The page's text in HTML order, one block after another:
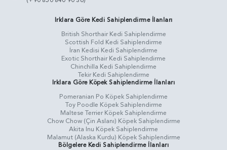
Irklara Göre Kedi Sahiplendirme İlanları
British Shorthair Kedi Sahiplendirme
Scottish Fold Kedi Sahiplendirme
İran Kedisi Kedi Sahiplendirme
Exotic Shorthair Kedi Sahiplendirme
Chinchilla Kedi Sahiplendirme
Tekir Kedi Sahiplendirme
Irklara Göre Köpek Sahiplendirme İlanları
Pomeranian Po Köpek Sahiplendirme
Toy Poodle Köpek Sahiplendirme
Maltese Terrier Köpek Sahiplendirme
Chow Chow (Çin Aslanı) Köpek Sahiplendirme
Akita Inu Köpek Sahiplendirme
Malamut (Alaska Kurdu) Köpek Sahiplendirme
Bölgelere Kedi Sahiplendirme İlanları